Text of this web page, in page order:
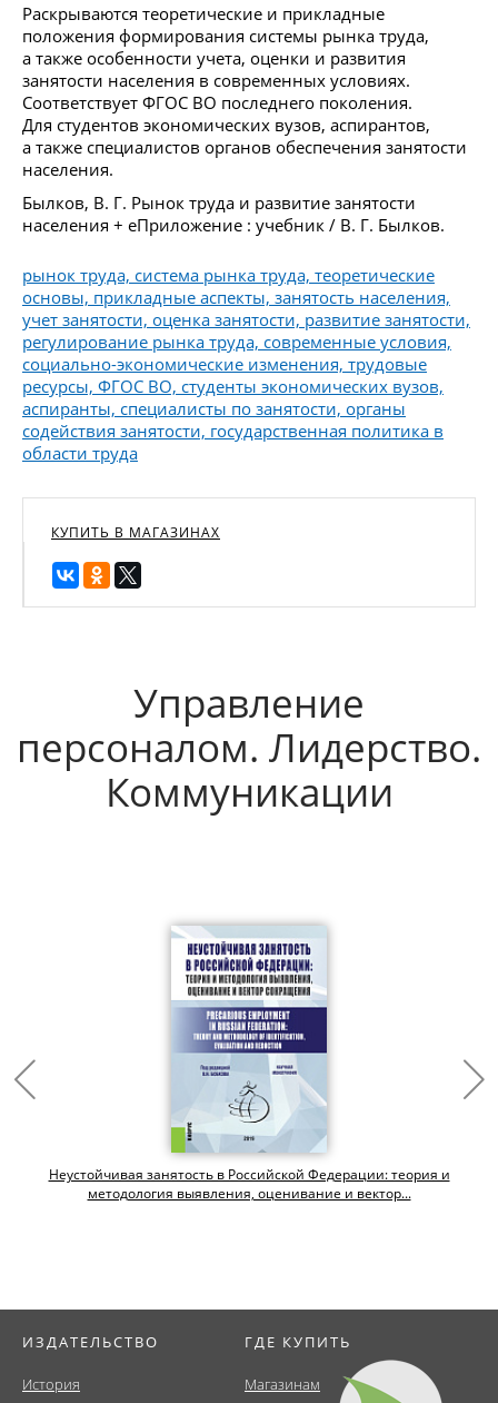
Раскрываются теоретические и прикладные
положения формирования системы рынка труда,
а также особенности учета, оценки и развития
занятости населения в современных условиях.
Соответствует ФГОС ВО последнего поколения.
Для студентов экономических вузов, аспирантов,
а также специалистов органов обеспечения занятости
населения.
Былков, В. Г. Рынок труда и развитие занятости
населения + еПриложение : учебник / В. Г. Былков.
рынок труда, система рынка труда, теоретические
основы, прикладные аспекты, занятость населения,
учет занятости, оценка занятости, развитие занятости,
регулирование рынка труда, современные условия,
социально-экономические изменения, трудовые
ресурсы, ФГОС ВО, студенты экономических вузов,
аспиранты, специалисты по занятости, органы
содействия занятости, государственная политика в
области труда
КУПИТЬ В МАГАЗИНАХ
Управление
персоналом. Лидерство.
Коммуникации
Неустойчивая занятость в Российской Федерации: теория и
методология выявления, оценивание и вектор...
ИЗДАТЕЛЬСТВО
История
ГДЕ КУПИТЬ
Магазинам